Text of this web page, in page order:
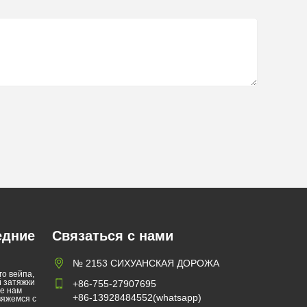
вейпа,
затяжки
нам
с
Связаться с нами
№ 2153 СИХУАНСКАЯ ДОРОЖА
+86-755-27907695
+86-13928484552(whatsapp)